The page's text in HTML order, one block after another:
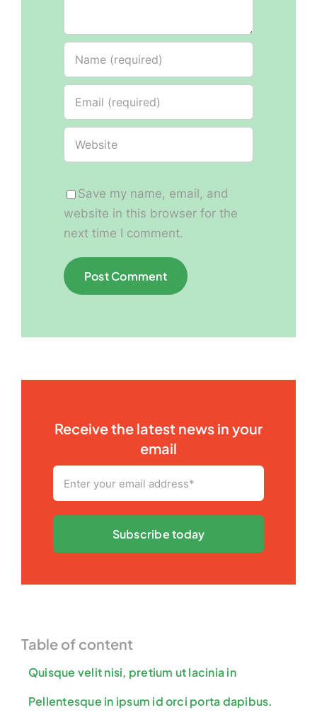
Save my name, email, and
website in this browser for the
next time I comment.
Receive the latest news in your
email
Subscribe today
Table of content
Quisque velit nisi, pretium ut lacinia in
Pellentesque in ipsum id orci porta dapibus.